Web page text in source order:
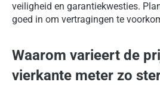
veiligheid en garantiekwesties.
goed in om vertragingen te
Waarom varieert de
vierkante meter zo